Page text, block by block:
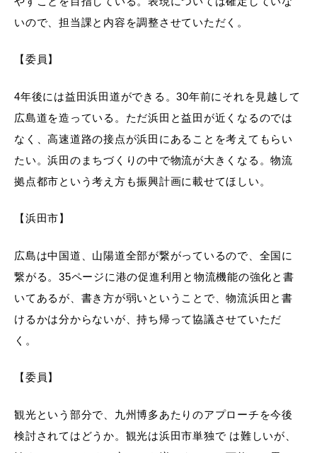
申請書
浜田市観光協会ポータルサイト「はまナビ」
いので、担当課と内容を調整させていただく。
【委員】
4年後には益田浜田道ができる。30年前にそれを見越して
広島道を造っている。ただ浜田と益田が近くなるのでは
なく、高速道路の接点が浜田にあることを考えてもらい
たい。浜田のまちづくりの中で物流が大きくなる。物流
拠点都市という考え方も振興計画に載せてほしい。
【浜田市】
広島は中国道、山陽道全部が繋がっているので、全国に
繋がる。35ページに港の促進利用と物流機能の強化と書
いてあるが、書き方が弱いということで、物流浜田と書
けるかは分からないが、持ち帰って協議させていただ
く。
【委員】
観光という部分で、九州博多あたりのアプローチを今後
検討されてはどうか。観光は浜田市単独で は難しいが、